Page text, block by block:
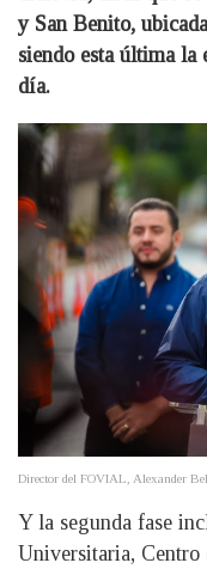
y San Benito,
siendo esta última la
día.
Director del FOVIAL, Alexander
Y la segunda fase
Universitaria, Centro